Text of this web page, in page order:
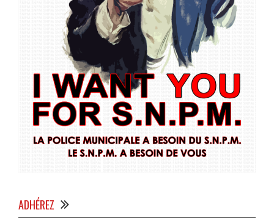
ADHÉREZ